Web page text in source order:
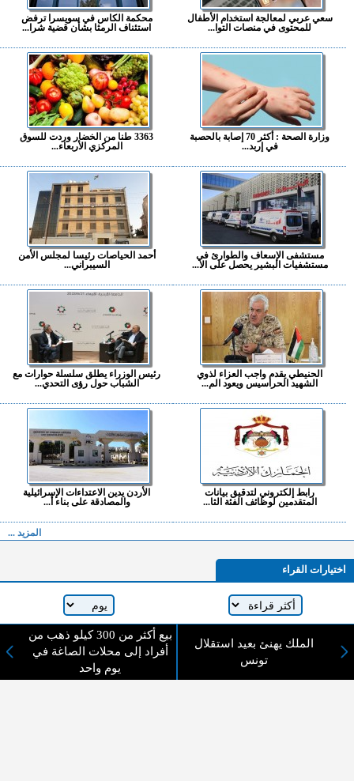
سعي عربي لمعالجة استخدام الأطفال
للمحتوى في منصات التوا...
محكمة الكاس في سويسرا ترفض
استئناف الرمثا بشأن قضية شرا...
وزارة الصحة : أكثر 70 إصابة بالحصبة
في إربد...
3363 طنا من الخضار وردت للسوق
المركزي الأربعاء...
مستشفى الإسعاف والطوارئ في
مستشفيات البشير يحصل على الا...
أحمد الحياصات رئيسا لمجلس الأمن
السيبراني...
الحنيطي يقدم واجب العزاء لذوي
الشهيد الحراسيس ويعود الم...
رئيس الوزراء يطلق سلسلة حوارات مع
الشباب حول رؤى التحدي...
رابط إلكتروني لتدقيق بيانات
المتقدمين لوظائف الفئة الثا...
الأردن يدين الاعتداءات الإسرائيلية
والمصادقة على بناء أ...
المزيد ...
اختيارات القراء
لا يوجد مقالات
الملك يهنئ بعيد استقلال
تونس
بيع أكثر من 300 كيلو ذهب من
أفراد إلى محلات الصاغة في
يوم واحد